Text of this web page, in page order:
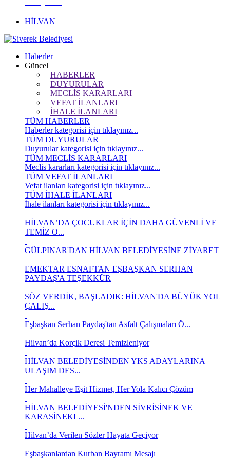
HİLVAN
Haberler
Güncel
HABERLER
DUYURULAR
MECLİS KARARLARI
VEFAT İLANLARI
İHALE İLANLARI
TÜM HABERLER
Haberler kategorisi için tıklayınız...
TÜM DUYURULAR
Duyurular kategorisi için tıklayınız...
TÜM MECLİS KARARLARI
Meclis kararları kategorisi için tıklayınız...
TÜM VEFAT İLANLARI
Vefat ilanları kategorisi için tıklayınız...
TÜM İHALE İLANLARI
İhale ilanları kategorisi için tıklayınız...
HİLVAN’DA ÇOCUKLAR İÇİN DAHA GÜVENLİ VE
TEMİZ O...
GÜLPINAR'DAN HİLVAN BELEDİYESİNE ZİYARET
EMEKTAR ESNAFTAN EŞBAŞKAN SERHAN
PAYDAŞ'A TEŞEKKÜR
SÖZ VERDİK, BAŞLADIK: HİLVAN'DA BÜYÜK YOL
ÇALIŞ...
Eşbaşkan Serhan Paydaş'tan Asfalt Çalışmaları Ö...
Hilvan’da Korçik Deresi Temizleniyor
HİLVAN BELEDİYESİNDEN YKS ADAYLARINA
ULAŞIM DES...
Her Mahalleye Eşit Hizmet, Her Yola Kalıcı Çözüm
HİLVAN BELEDİYESİ'NDEN SİVRİSİNEK VE
KARASİNEKL...
Hilvan’da Verilen Sözler Hayata Geçiyor
Eşbaşkanlardan Kurban Bayramı Mesajı